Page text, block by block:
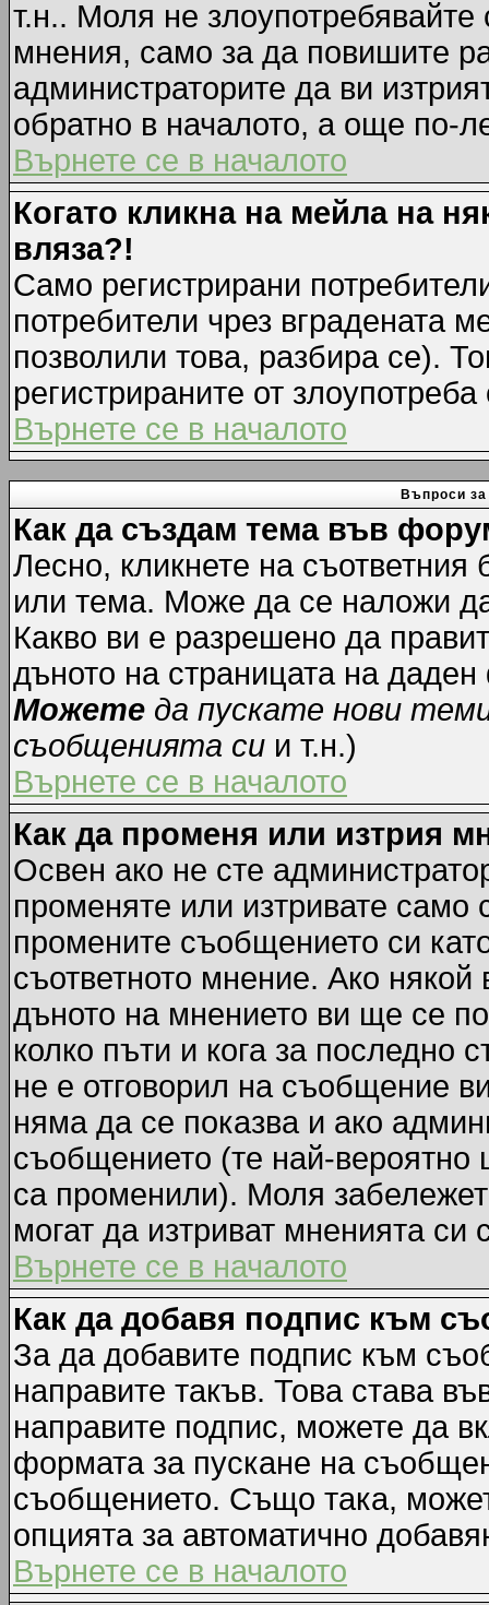
т.н.. Моля не
мнения, само за да повишите
администраторите да ви
обратно в началото, а още по-
Върнете се в началото
Когато кликна на мейла на
вляза?!
Само регистрирани
потребители чрез вградената
позволили това, разбира се).
регистрираните от
Върнете се в началото
Въпроси
Как да създам тема във
Лесно, кликнете на
или тема. Може да се наложи
Какво ви е разрешено да
дъното на страницата на
Можете да пускате нови
съобщенията си и т.н.)
Върнете се в началото
Как да променя или изтрия
Освен ако не сте
променяте или изтривате
промените съобщението си
съответното мнение. Ако
дъното на мнението ви ще се
колко пъти и кога за последно
не е отговорил на съобщение
няма да се показва и ако
съобщението (те най-
са променили). Моля
могат да изтриват мненията си
Върнете се в началото
Как да добавя подпис към
За да добавите подпис към
направите такъв. Това става
направите подпис, можете да
формата за пускане на
съобщението. Също така,
опцията за автоматично
Върнете се в началото